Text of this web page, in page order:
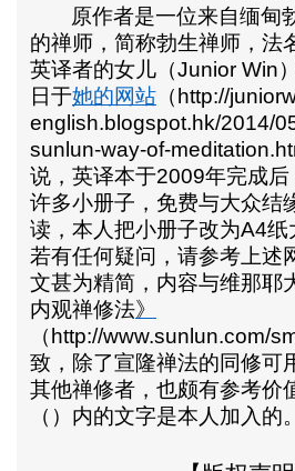
原作者是一位来自缅甸
的禅师，简称勃生禅师，法
英译者的女儿（Junior Win
日于她的网站 （ http://
english.blogspot.hk/2014/
sunlun-way-of-
说，英译本于2009年完成后
许多小册子，免费与大众结
读，本人把小册子改为A4纸
若有任何疑问，请参考上述
文甚为精简，内容与维那耶
内观禅修法》
（ http://www.sunlun.com/
致，除了宣隆禅法的同修可
其他禅修者，也颇有参考价
（）内的文字是本人加入的。